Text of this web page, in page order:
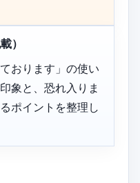
）
おります」の使い
象と、恐れ入りま
ポイントを整理し